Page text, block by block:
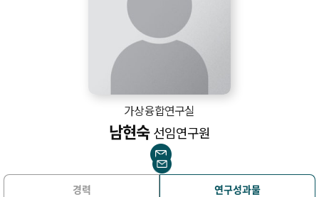
가상융합연구실
남현숙 선임연구원
경력 연구성과물